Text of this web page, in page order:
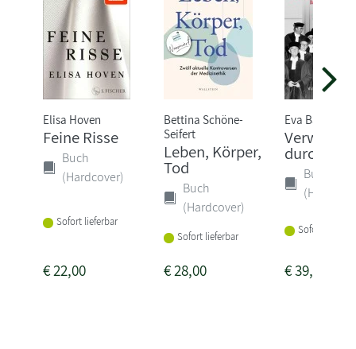
Elisa Hoven
Feine Risse
Buch
(Hardcover)
Sofort lieferbar
€22,00
Bettina Schöne-
Seifert
Leben, Körper,
Tod
Buch
(Hardcover)
Sofort lieferbar
€28,00
Eva Balz
durch
Buch
Sofort
€39,00